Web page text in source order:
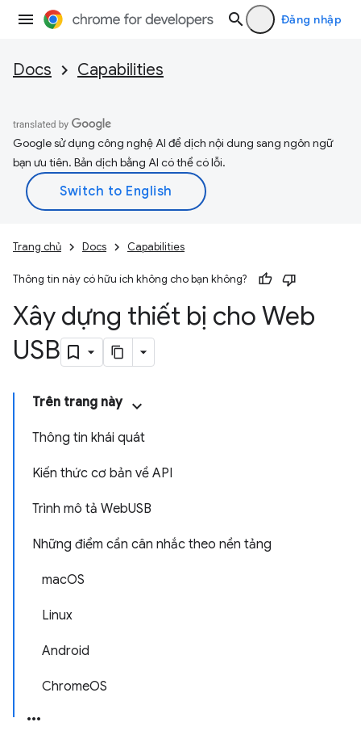
Đăng nhập
Docs Capabilities
Google sử dụng công nghệ AI để dịch nội dung sang ngôn ngữ
bạn ưu tiên. Bản dịch bằng AI có thể có lỗi.
Trang chủ Docs Capabilities
Thông tin này có hữu ích không cho bạn không?
Xây dựng thiết bị cho Web
USB
Trên trang này
Thông tin khái quát
Kiến thức cơ bản về API
Trình mô tả WebUSB
Những điểm cần cân nhắc theo nền tảng
macOS
Linux
Android
ChromeOS